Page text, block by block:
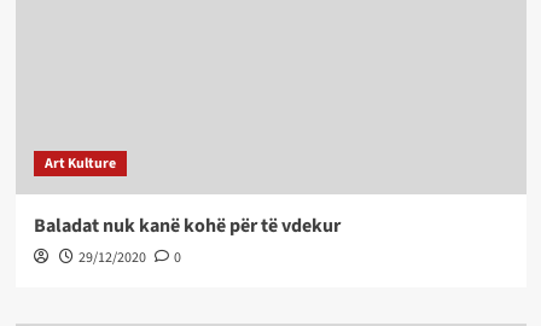
Art Kulture
Baladat nuk kanë kohë për të vdekur
29/12/2020 0